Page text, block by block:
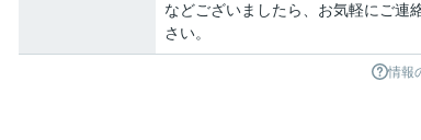
などございましたら、お気軽にご連
さい。
情報